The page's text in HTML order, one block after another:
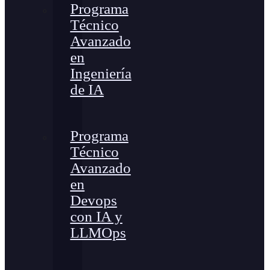
Programa
Técnico
Avanzado
en
Ingeniería
de IA
Programa
Técnico
Avanzado
en
Devops
con IA y
LLMOps